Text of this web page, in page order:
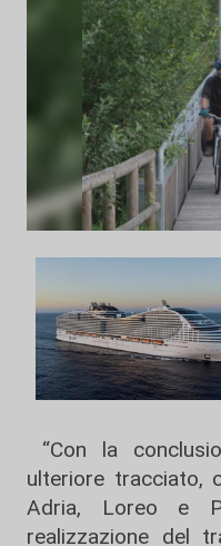
“Con la
ulteriore tracciato,
Adria, Loreo e
realizzazione del